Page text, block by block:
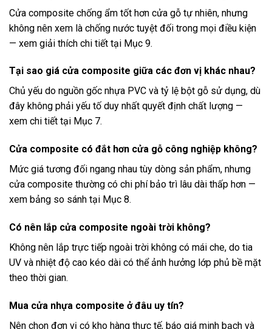
Cửa composite chống ẩm tốt hơn cửa gỗ tự nhiên, nhưng
không nên xem là chống nước tuyệt đối trong mọi điều kiện
— xem giải thích chi tiết tại Mục 9.
Tại sao giá cửa composite giữa các đơn vị khác nhau?
Chủ yếu do nguồn gốc nhựa PVC và tỷ lệ bột gỗ sử dụng, dù
đây không phải yếu tố duy nhất quyết định chất lượng —
xem chi tiết tại Mục 7.
Cửa composite có đắt hơn cửa gỗ công nghiệp không?
Mức giá tương đối ngang nhau tùy dòng sản phẩm, nhưng
cửa composite thường có chi phí bảo trì lâu dài thấp hơn —
xem bảng so sánh tại Mục 8.
Có nên lắp cửa composite ngoài trời không?
Không nên lắp trực tiếp ngoài trời không có mái che, do tia
UV và nhiệt độ cao kéo dài có thể ảnh hưởng lớp phủ bề mặt
theo thời gian.
Mua cửa nhựa composite ở đâu uy tín?
Nên chọn đơn vị có kho hàng thực tế, báo giá minh bạch và